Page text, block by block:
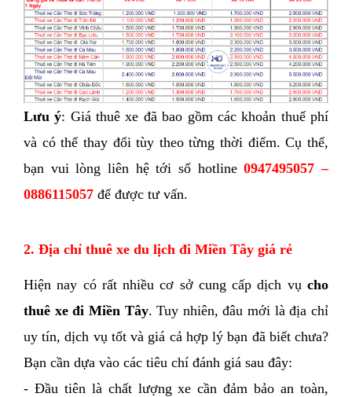
Lưu ý: Giá thuê xe đã bao gồm các khoản thuế phí
và có thể thay đổi tùy theo từng thời điểm. Cụ thể,
bạn vui lòng liên hệ tới số hotline 0947495057 –
0886115057 để được tư vấn.
2. Địa chỉ thuê xe du lịch đi Miền Tây giá rẻ
Hiện nay có rất nhiều cơ sở cung cấp dịch vụ cho
thuê xe đi Miền Tây. Tuy nhiên, đâu mới là địa chỉ
uy tín, dịch vụ tốt và giá cả hợp lý bạn đã biết chưa?
Bạn cần dựa vào các tiêu chí đánh giá sau đây:
- Đầu tiên là chất lượng xe cần đảm bảo an toàn,